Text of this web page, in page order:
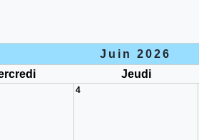
Juin 2026
Jeudi
4